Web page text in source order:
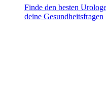
Finde den besten
deine Gesundheitsfragen